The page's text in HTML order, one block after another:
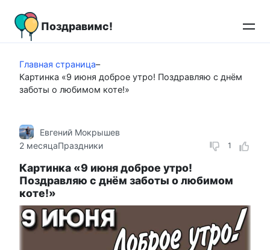
контенту
Поздравимс!
Главная страница–
Картинка «9 июня доброе утро! Поздравляю с днём
заботы о любимом коте!»
1
Евгений Мокрышев
2 месяцаПраздники
Картинка «9 июня доброе утро!
Поздравляю с днём заботы о любимом
коте!»